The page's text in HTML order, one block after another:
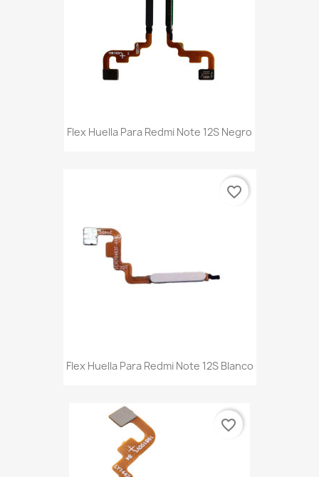
Flex Huella Para Redmi Note 12S Negro
Flex Huella Para Redmi Note 12S Blanco
favorite_border
favorite_border